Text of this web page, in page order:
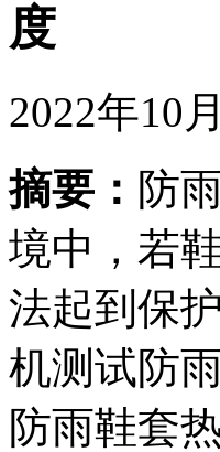
度
2022年10
摘要： 防
境中，若
法起到保
机测试防
防雨鞋套